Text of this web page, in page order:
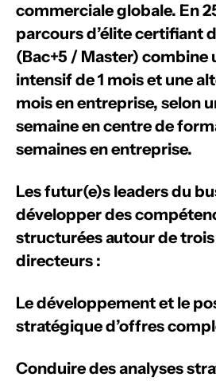
commerciale globale. En
parcours d’élite certifiant
(Bac+5 / Master) combine
intensif de 1 mois et une
mois en entreprise, selon
semaine en centre de
semaines en entreprise.
Les futur(e)s leaders du
développer des
structurées autour de
directeurs :
Le développement et le
stratégique d’offres
Conduire des analyses